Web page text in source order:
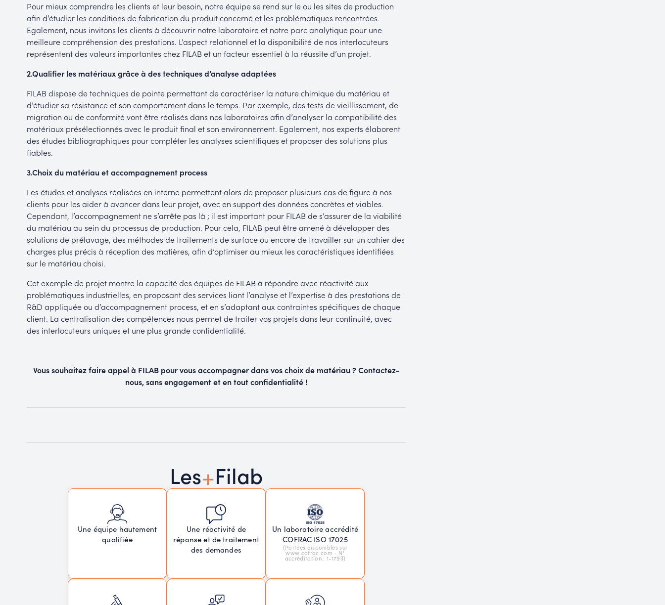
Pour mieux comprendre les clients et leur besoin, notre équipe se rend sur le ou les sites de production
afin d’étudier les conditions de fabrication du produit concerné et les problématiques rencontrées.
Egalement, nous invitons les clients à découvrir notre laboratoire et notre parc analytique pour une
meilleure compréhension des prestations. L’aspect relationnel et la disponibilité de nos interlocuteurs
représentent des valeurs importantes chez FILAB et un facteur essentiel à la réussite d’un projet.
2.Qualifier les matériaux grâce à des techniques d’analyse adaptées
FILAB dispose de techniques de pointe permettant de caractériser la nature chimique du matériau et
d’étudier sa résistance et son comportement dans le temps. Par exemple, des tests de vieillissement, de
migration ou de conformité vont être réalisés dans nos laboratoires afin d’analyser la compatibilité des
matériaux présélectionnés avec le produit final et son environnement. Egalement, nos experts élaborent
des études bibliographiques pour compléter les analyses scientifiques et proposer des solutions plus
fiables.
3.Choix du matériau et accompagnement process
Les études et analyses réalisées en interne permettent alors de proposer plusieurs cas de figure à nos
clients pour les aider à avancer dans leur projet, avec en support des données concrètes et viables.
Cependant, l’accompagnement ne s’arrête pas là ; il est important pour FILAB de s’assurer de la viabilité
du matériau au sein du processus de production. Pour cela, FILAB peut être amené à développer des
solutions de prélavage, des méthodes de traitements de surface ou encore de travailler sur un cahier des
charges plus précis à réception des matières, afin d’optimiser au mieux les caractéristiques identifiées
sur le matériau choisi.
Cet exemple de projet montre la capacité des équipes de FILAB à répondre avec réactivité aux
problématiques industrielles, en proposant des services liant l’analyse et l’expertise à des prestations de
R&D appliquée ou d’accompagnement process, et en s’adaptant aux contraintes spécifiques de chaque
client. La centralisation des compétences nous permet de traiter vos projets dans leur continuité, avec
des interlocuteurs uniques et une plus grande confidentialité.
Vous souhaitez faire appel à FILAB pour vous accompagner dans vos choix de matériau ? Contactez-
nous, sans engagement et en toutconfidentialité !
Les+Filab
Une équipe hautement
qualifiée
Une réactivité de
réponse et de traitement
des demandes
Un laboratoire accrédité
COFRAC ISO 17025
(Portées disponibles sur
www.cofrac.com - N°
accréditation : 1-1793)